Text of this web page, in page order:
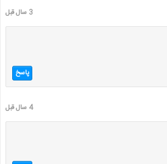
3 سال قبل
پاسخ
4 سال قبل